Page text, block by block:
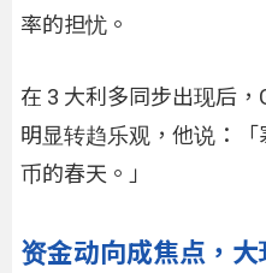
率的担忧。
在 3 大利多同步出现后
明显转趋乐观，他说：
币的春天。」
资金动向成焦点，